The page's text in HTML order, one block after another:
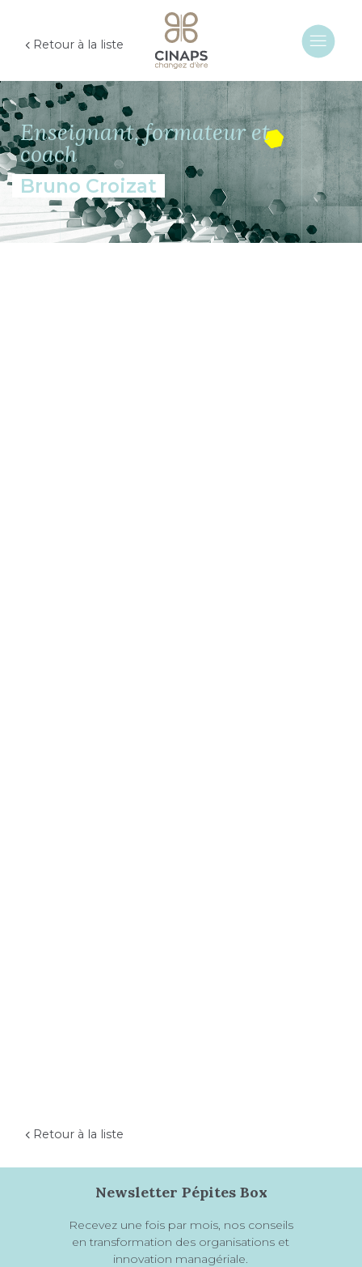
Retour à la liste
Enseignant, formateur et
coach
Bruno Croizat
Retour à la liste
Newsletter Pépites Box
Recevez une fois par mois, nos conseils
en transformation des organisations et
innovation managériale.